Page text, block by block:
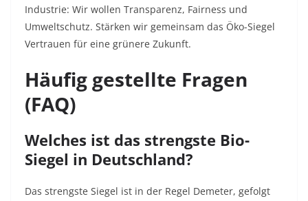
Industrie: Wir wollen Transparenz, Fairness und
Umweltschutz. Stärken wir gemeinsam das Öko-Siegel
Vertrauen für eine grünere Zukunft.
Häufig gestellte Fragen
(FAQ)
Welches ist das strengste Bio-
Siegel in Deutschland?
Das strengste Siegel ist in der Regel Demeter, gefolgt